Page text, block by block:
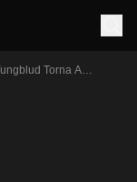
Torna A